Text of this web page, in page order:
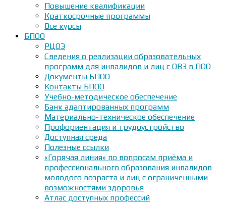
Повышение квалификации
Краткосрочные программы
Все курсы
БПОО
РЦОЭ
Сведения о реализации образовательных
программ для инвалидов и лиц с ОВЗ в ПОО
Документы БПОО
Контакты БПОО
Учебно-методическое обеспечение
Банк адаптированных программ
Материально-техническое обеспечение
Профориентация и трудоустройство
Доступная среда
Полезные ссылки
«Горячая линия» по вопросам приёма и
профессионального образования инвалидов
молодого возраста и лиц с ограниченными
возможностями здоровья
Атлас доступных профессий